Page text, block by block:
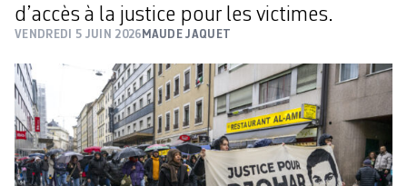
d’accès à la justice pour les victimes.
VENDREDI 5 JUIN 2026 MAUDE JAQUET